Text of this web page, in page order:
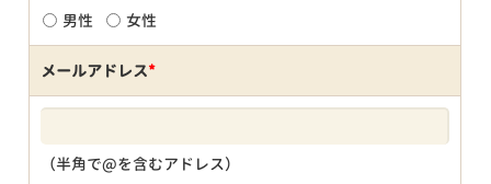
男性 女性
メールアドレス*
（半角で@を含むアドレス）